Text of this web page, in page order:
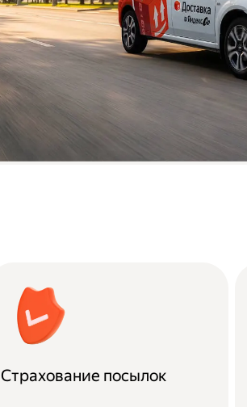
Страхование посылок